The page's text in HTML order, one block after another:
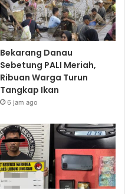
Bekarang Danau
Sebetung PALI Meriah,
Ribuan Warga Turun
Tangkap Ikan
6 jam ago